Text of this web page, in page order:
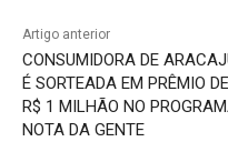
Artigo anterior
CONSUMIDORA DE
É SORTEADA EM PRÊMIO DE
R$ 1 MILHÃO NO
NOTA DA GENTE